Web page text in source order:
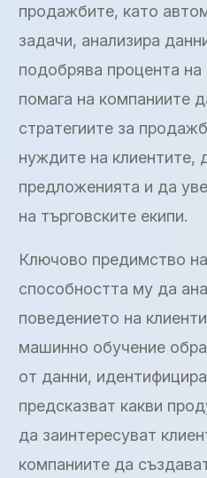
продажбите, като
задачи, анализира
подобрява процента на
помага на компаниите
стратегиите за
нуждите на клиентите,
предложенията и да
на търговските екипи.
Ключово предимство
способността му да
поведението на
машинно обучение
от данни,
предсказват какви
да заинтересуват
компаниите да